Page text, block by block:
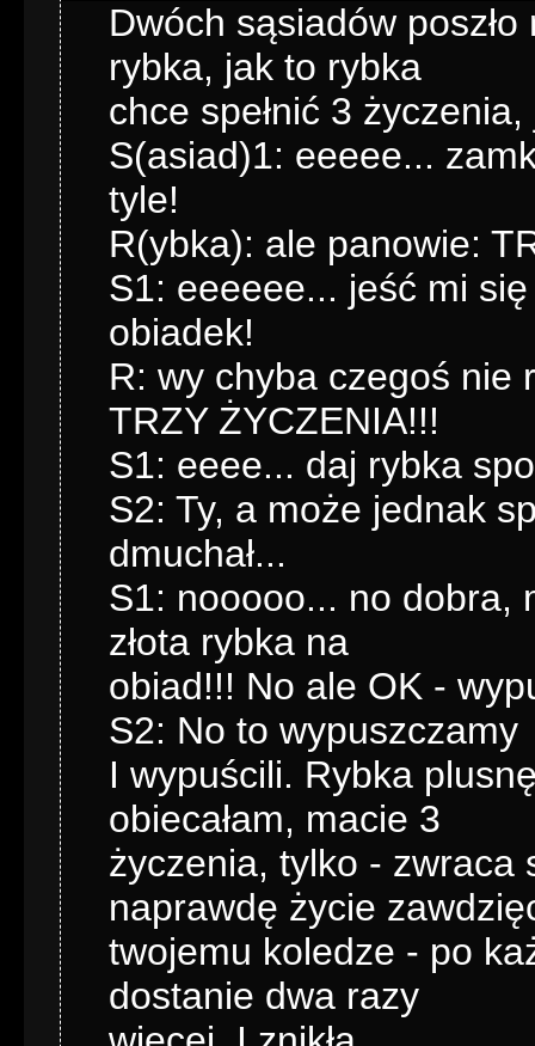
Dwóch sąsiadów
rybka, jak to rybka
chce spełnić 3
S(asiad)1: eeeee...
tyle!
R(ybka): ale panowie:
S1: eeeeee... jeść mi
obiadek!
R: wy chyba czegoś nie
TRZY ŻYCZENIA!!!
S1: eeee... daj rybka
S2: Ty, a może jednak
dmuchał...
S1: nooooo... no dobra,
złota rybka na
obiad!!! No ale OK -
S2: No to wypuszczamy
I wypuścili. Rybka
obiecałam, macie 3
życzenia, tylko - zwraca
naprawdę życie
twojemu koledze - po
dostanie dwa razy